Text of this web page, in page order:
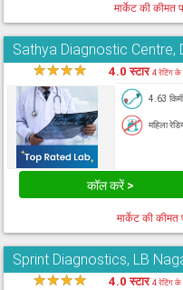
मार्केट की कीमत
Sathya Diagnostic Centre,
★★★★ 4.0 स्टार4 रेटिंग
4.63
महिला
कॉल करें >
मार्केट की कीमत
Sprint Diagnostics, LB
★★★★ 4.0 स्टार4 रेटिंग